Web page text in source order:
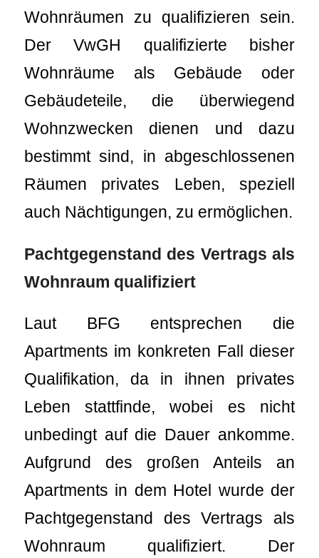
Wohnräumen zu qualifizieren sein.
Der VwGH qualifizierte bisher
Wohnräume als Gebäude oder
Gebäudeteile, die überwiegend
Wohnzwecken dienen und dazu
bestimmt sind, in abgeschlossenen
Räumen privates Leben, speziell
auch Nächtigungen, zu ermöglichen.
Pachtgegenstand des Vertrags als
Wohnraum qualifiziert
Laut BFG entsprechen die
Apartments im konkreten Fall dieser
Qualifikation, da in ihnen privates
Leben stattfinde, wobei es nicht
unbedingt auf die Dauer ankomme.
Aufgrund des großen Anteils an
Apartments in dem Hotel wurde der
Pachtgegenstand des Vertrags als
Wohnraum qualifiziert. Der